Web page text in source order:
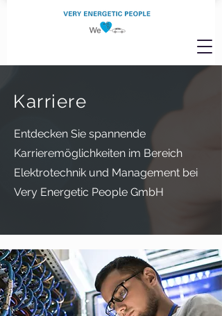
Entdecken Sie spannende
Karrieremöglichkeiten im Bereich
Elektrotechnik und Management bei
Very Energetic People GmbH
Karriere